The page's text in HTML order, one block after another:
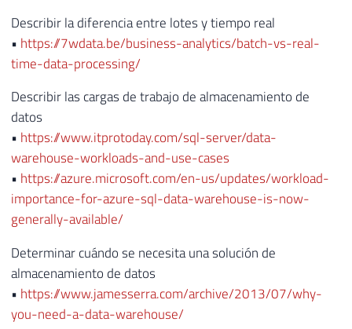
Describir la diferencia entre lotes y tiempo real
• https://7wdata.be/business-analytics/batch-vs-real-
time-data-processing/
Describir las cargas de trabajo de almacenamiento de
datos
• https://www.itprotoday.com/sql-server/data-
warehouse-workloads-and-use-cases
• https://azure.microsoft.com/en-us/updates/workload-
importance-for-azure-sql-data-warehouse-is-now-
generally-available/
Determinar cuándo se necesita una solución de
almacenamiento de datos
• https://www.jamesserra.com/archive/2013/07/why-
you-need-a-data-warehouse/